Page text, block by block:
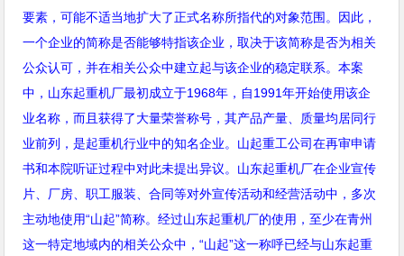
要素，可能不适当地扩大了正式名称所指代的对象范围。因此，
一个企业的简称是否能够特指该企业，取决于该简称是否为相关
公众认可，并在相关公众中建立起与该企业的稳定联系。本案
中，山东起重机厂最初成立于1968年，自1991年开始使用该企
业名称，而且获得了大量荣誉称号，其产品产量、质量均居同行
业前列，是起重机行业中的知名企业。山起重工公司在再审申请
书和本院听证过程中对此未提出异议。山东起重机厂在企业宣传
片、厂房、职工服装、合同等对外宣传活动和经营活动中，多次
主动地使用“山起”简称。经过山东起重机厂的使用，至少在青州
这一特定地域内的相关公众中，“山起”这一称呼已经与山东起重